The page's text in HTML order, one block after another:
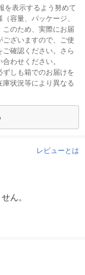
を表示するよう努めて
容量、パッケージ、
のため、実際にお届
ざいますので、ご使
確認ください。さら
わせください。
ずしも箱でのお届けを
状況等により異なる
レビューとは
ん。